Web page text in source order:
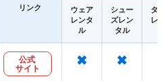
リンク
ウェア
レンタ
ル
シュー
ズレン
タル
タ
レ
公式
サイト
× ×